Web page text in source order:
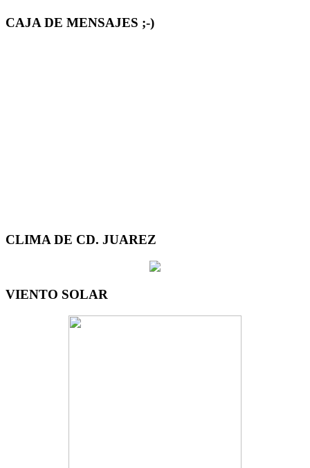
CAJA DE MENSAJES ;-)
CLIMA DE CD. JUAREZ
VIENTO SOLAR